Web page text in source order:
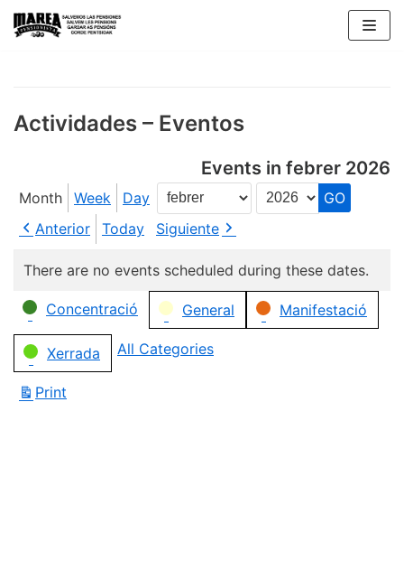
Skip
Actividades – Eventos
Events in febrer 2026
Month Week Day
Month
Year
Anterior
Today Siguiente
There are no events scheduled during these dates.
Categories
Concentració General Manifestació
Xerrada All Categories
Print